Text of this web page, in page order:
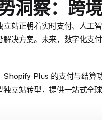
洞察：跨
立站正朝着实时支付、人工
解决方案。未来，数字化支
Shopify Plus 的支付与结算
独立站转型，提供一站式全球